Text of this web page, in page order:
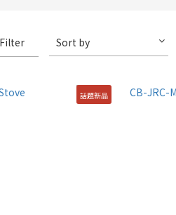
Filter Sort by
話題新品